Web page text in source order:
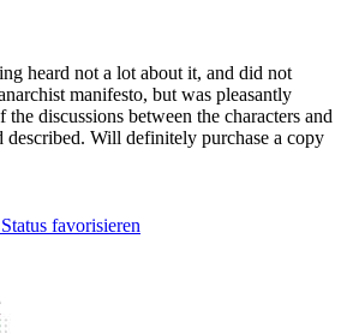
heard not a lot about it, and did not
manifesto, but was pleasantly
discussions between the characters and
Will definitely purchase a copy
Status favorisieren